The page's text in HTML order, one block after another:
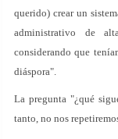
querido) crear un
administrativo de
considerando que
diáspora".
La pregunta "¿qué
tanto, no nos